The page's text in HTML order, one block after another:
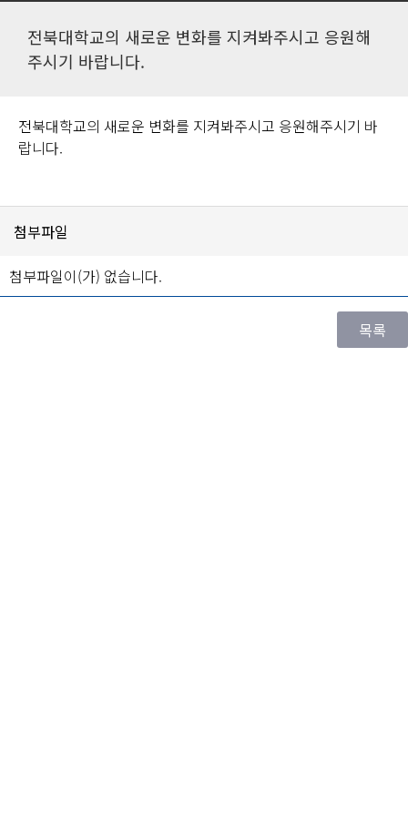
전북대학교의 새로운 변화를 지켜봐주시고 응원해
주시기 바랍니다.
전북대학교의 새로운 변화를 지켜봐주시고 응원해주시기 바
랍니다.
첨부파일
첨부파일이(가) 없습니다.